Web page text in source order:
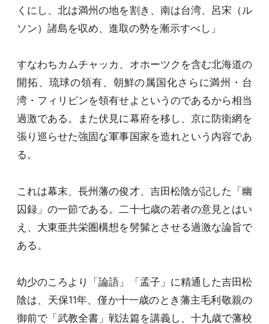
くにし、北は満州の地を割き、南は台湾、呂宋（ル
ソン）諸島を収め、進取の勢を漸示すべし」
すなわちカムチャッカ、オホーツクを含む北海道の
開拓、琉球の領有、朝鮮の属国化さらに満州・台
湾・フィリピンを領有せよというのであるから相当
過激である。また伏見に幕府を移し、京に防衛網を
張り巡らせた強固な軍事国家を造れという内容であ
る。
これは幕末、長州藩の俊才、吉田松陰が記した「幽
囚録」の一節である。二十七歳の若者の意見とはい
え、大東亜共栄圏構想を髣髴とさせる過激な論旨で
ある。
幼少のころより「論語」「孟子」に精通した吉田松
陰は、天保11年、僅か十一歳のとき藩主毛利敬親の
御前で「武教全書」戦法篇を講義し、十九歳で藩校